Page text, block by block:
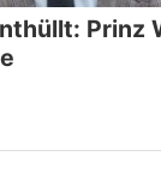
Prinz